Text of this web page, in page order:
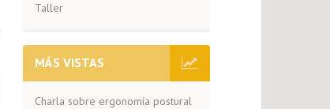
Taller
MÁS VISTAS
Charla sobre ergonomía postural